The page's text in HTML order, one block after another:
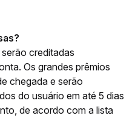
creditadas
Os grandes prêmios
chegada e serão
do usuário em até 5 dias
de acordo com a lista